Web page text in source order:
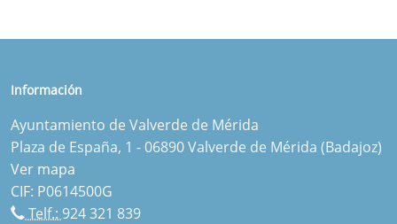
Información
Ayuntamiento de Valverde de Mérida
Plaza de España, 1 - 06890 Valverde de Mérida (Badajoz)
Ver mapa
CIF: P0614500G
Telf.: 924 321 839